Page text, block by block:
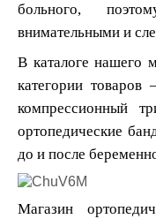
больного,
внимательными и
В каталоге нашего
категории товаров
компрессионный
ортопедические
до и после
Магазин